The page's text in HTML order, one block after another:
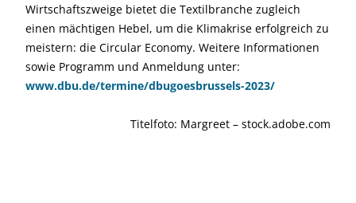
Wirtschaftszweige bietet die Textilbranche zugleich
einen mächtigen Hebel, um die Klimakrise erfolgreich zu
meistern: die Circular Economy. Weitere Informationen
sowie Programm und Anmeldung unter:
www.dbu.de/termine/dbugoesbrussels-2023/
Titelfoto: Margreet – stock.adobe.com